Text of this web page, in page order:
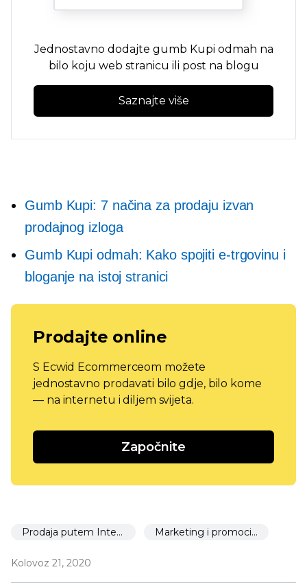
Jednostavno dodajte gumb Kupi odmah na
bilo koju web stranicu ili post na blogu
Saznajte više
Gumb Kupi: 7 načina za prodaju izvan
prodajnog izloga
Gumb Kupi odmah: Kako spojiti e-trgovinu i
bloganje na istoj stranici
Prodajte online
S Ecwid Ecommerceom možete
jednostavno prodavati bilo gdje, bilo kome
— na internetu i diljem svijeta.
Započnite
Prodaja putem Interneta Marketing i promocija
Kolovoz 21, 2020